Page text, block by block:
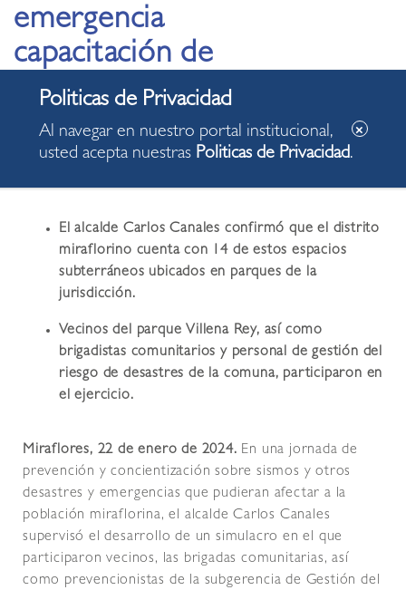
emergencia
capacitación de
brigadas para uso de
almacenes soterrados
El alcalde Carlos Canales confirmó que el distrito
miraflorino cuenta con 14 de estos espacios
subterráneos ubicados en parques de la
jurisdicción.
Vecinos del parque Villena Rey, así como
brigadistas comunitarios y personal de gestión del
riesgo de desastres de la comuna, participaron en
el ejercicio.
Miraflores, 22 de enero de 2024. En una jornada de
prevención y concientización sobre sismos y otros
desastres y emergencias que pudieran afectar a la
población miraflorina, el alcalde Carlos Canales
supervisó el desarrollo de un simulacro en el que
participaron vecinos, las brigadas comunitarias, así
como prevencionistas de la subgerencia de Gestión del
Al navegar en nuestro portal institucional,
usted acepta nuestras Politicas de Privacidad.